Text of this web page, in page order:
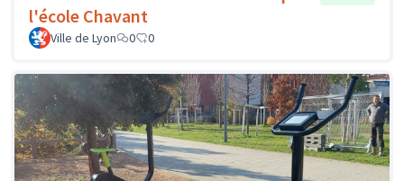
l'école Chavant
Ville de Lyon 0 0